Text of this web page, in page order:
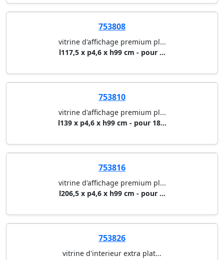
753808
vitrine d'affichage premium pl...
l117,5 x p4,6 x h99 cm - pour ...
753810
vitrine d'affichage premium pl...
l139 x p4,6 x h99 cm - pour 18...
753816
vitrine d'affichage premium pl...
l206,5 x p4,6 x h99 cm - pour ...
753826
vitrine d'interieur extra plat...